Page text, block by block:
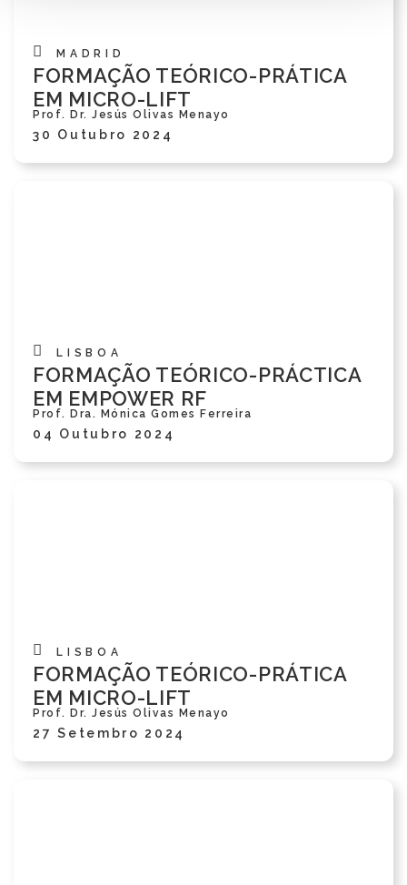
MADRID
FORMAÇÃO TEÓRICO-PRÁTICA
EM MICRO-LIFT
Prof. Dr. Jesús Olivas Menayo
30 Outubro 2024
LISBOA
FORMAÇÃO TEÓRICO-PRÁCTICA
EM EMPOWER RF
Prof. Dra. Mónica Gomes Ferreira
04 Outubro 2024
LISBOA
FORMAÇÃO TEÓRICO-PRÁTICA
EM MICRO-LIFT
Prof. Dr. Jesús Olivas Menayo
27 Setembro 2024